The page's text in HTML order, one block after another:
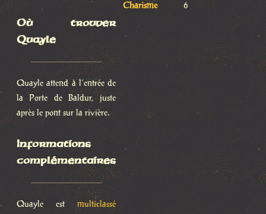
Où trouver
Quayle
Quayle attend à l’entrée de
la Porte de Baldur, juste
après le pont sur la rivière.
Informations
complémentaires
Quayle est multiclassé
Charisme 6